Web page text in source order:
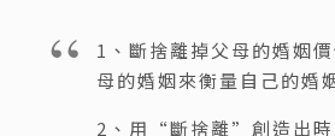
1、斷捨離掉父母的婚姻
母的婚姻來衡量自己的婚
2、用“斷捨離”創造出